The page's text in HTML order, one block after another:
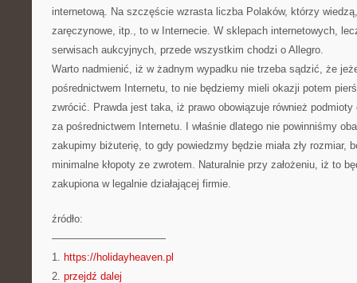
internetową. Na szczęście wzrasta liczba Polaków, którzy
zaręczynowe, itp., to w Internecie. W sklepach internetowych,
serwisach aukcyjnych, przede wszystkim chodzi o Allegro.
Warto nadmienić, iż w żadnym wypadku nie trzeba sądzić, że
pośrednictwem Internetu, to nie będziemy mieli okazji potem
zwrócić. Prawda jest taka, iż prawo obowiązuje również
za pośrednictwem Internetu. I właśnie dlatego nie powinniśmy
zakupimy biżuterię, to gdy powiedzmy będzie miała zły rozmiar,
minimalne kłopoty ze zwrotem. Naturalnie przy założeniu, iż to
zakupiona w legalnie działającej firmie.
źródło:
———————————
1. https://holidayheaven.pl
2. przejdź dalej